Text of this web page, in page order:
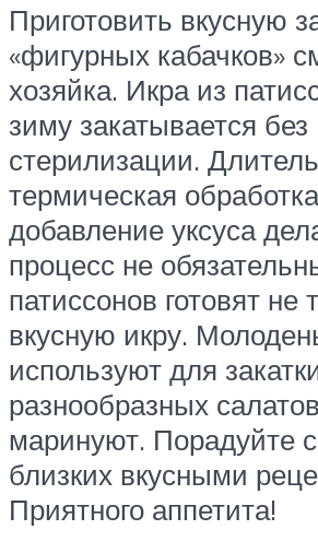
Приготовить вкусную
«фигурных кабачков»
хозяйка. Икра из
зиму закатывается без
стерилизации.
термическая
добавление уксуса
процесс не
патиссонов готовят не
вкусную икру.
используют для
разнообразных
маринуют. Порадуйте
близких вкусными
Приятного аппетита!